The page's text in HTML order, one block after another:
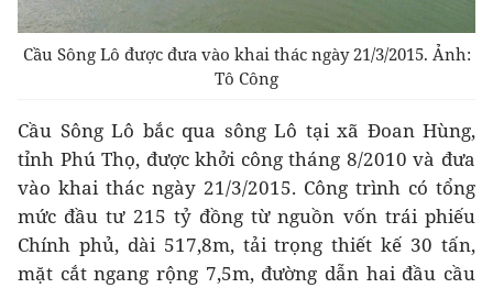
Cầu Sông Lô được đưa vào khai thác ngày 21/3/2015. Ảnh:
Tô Công
Cầu Sông Lô bắc qua sông Lô tại xã Đoan Hùng,
tỉnh Phú Thọ, được khởi công tháng 8/2010 và đưa
vào khai thác ngày 21/3/2015. Công trình có tổng
mức đầu tư 215 tỷ đồng từ nguồn vốn trái phiếu
Chính phủ, dài 517,8m, tải trọng thiết kế 30 tấn,
mặt cắt ngang rộng 7,5m, đường dẫn hai đầu cầu